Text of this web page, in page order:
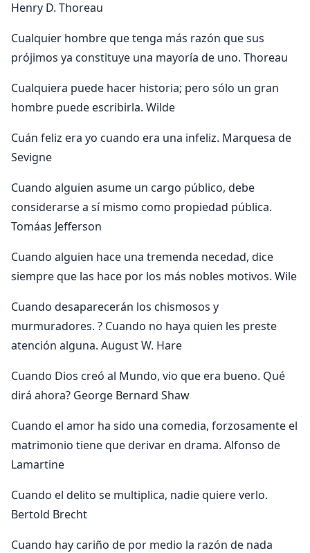
Henry D. Thoreau
Cualquier hombre que tenga más razón que sus
prójimos ya constituye una mayoría de uno. Thoreau
Cualquiera puede hacer historia; pero sólo un gran
hombre puede escribirla. Wilde
Cuán feliz era yo cuando era una infeliz. Marquesa de
Sevigne
Cuando alguien asume un cargo público, debe
considerarse a sí mismo como propiedad pública.
Tomáas Jefferson
Cuando alguien hace una tremenda necedad, dice
siempre que las hace por los más nobles motivos. Wile
Cuando desaparecerán los chismosos y
murmuradores. ? Cuando no haya quien les preste
atención alguna. August W. Hare
Cuando Dios creó al Mundo, vio que era bueno. Qué
dirá ahora? George Bernard Shaw
Cuando el amor ha sido una comedia, forzosamente el
matrimonio tiene que derivar en drama. Alfonso de
Lamartine
Cuando el delito se multiplica, nadie quiere verlo.
Bertold Brecht
Cuando hay cariño de por medio la razón de nada